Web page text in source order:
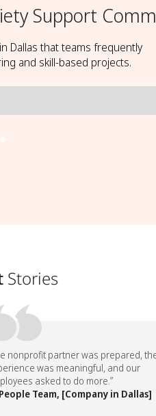
Support
Dallas that teams frequently
and skill-based projects.
Stories
nonprofit partner was prepared, the
was meaningful, and our
asked to do more.”
Team, [Company in Dallas]